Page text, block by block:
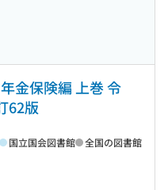
金保険編 上巻 令
62版
国立国会図書館 全国の図書館